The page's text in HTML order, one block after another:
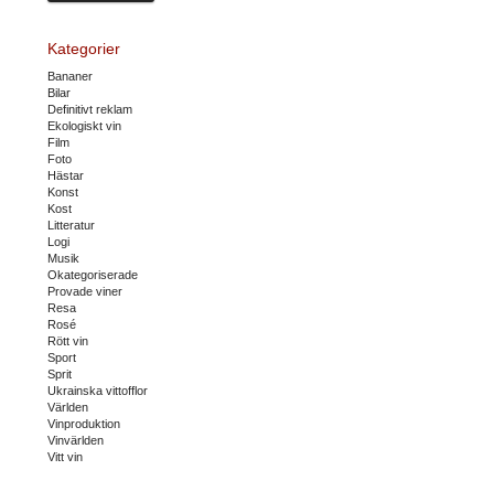
Kategorier
Bananer
Bilar
Definitivt reklam
Ekologiskt vin
Film
Foto
Hästar
Konst
Kost
Litteratur
Logi
Musik
Okategoriserade
Provade viner
Resa
Rosé
Rött vin
Sport
Sprit
Ukrainska vittofflor
Världen
Vinproduktion
Vinvärlden
Vitt vin